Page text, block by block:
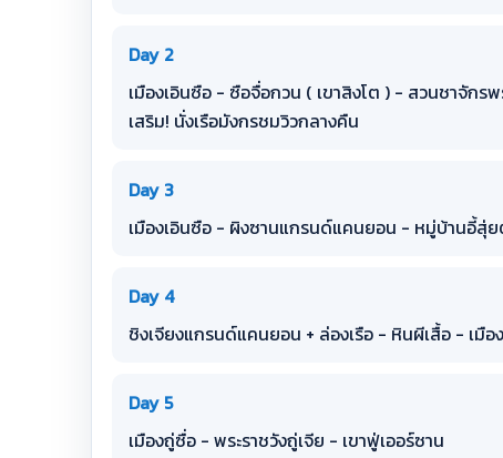
Day 2
เมืองเอินซือ - ซือจื่อกวน ( เขาสิงโต ) - สวนชาจัก
เสริม! นั่งเรือมังกรชมวิวกลางคืน
Day 3
เมืองเอินซือ - ผิงซานแกรนด์แคนยอน - หมู่บ้านอี้สุ่
Day 4
ชิงเจียงแกรนด์แคนยอน + ล่องเรือ - หินผีเสื้อ - เมือ
Day 5
เมืองถู่ซื่อ - พระราชวังถู่เจีย - เขาฟู่เออร์ซาน